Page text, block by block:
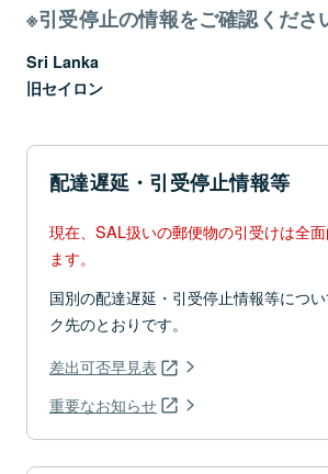
※引受停止の情報をご確認くださ
Sri Lanka
旧セイロン
配達遅延・引受停止情報等
現在、SAL扱いの郵便物の引受けは全
ます。
国別の配達遅延・引受停止情報等につ
ク先のとおりです。
差出可否早見表
重要なお知らせ